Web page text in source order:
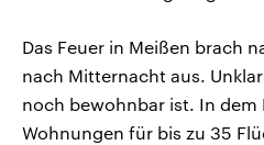
Das Feuer in Meißen brach
nach Mitternacht aus.
noch bewohnbar ist. In
Wohnungen für bis zu 35